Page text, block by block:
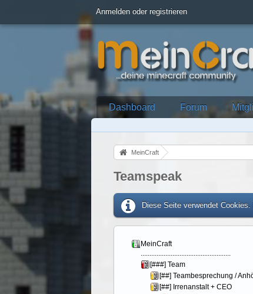
Anmelden oder registrieren
Dashboard Forum
MeinCraft
Teamspeak
Diese Seite verwendet